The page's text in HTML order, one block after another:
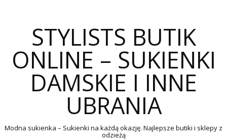
STYLISTS BUTIK
ONLINE – SUKIENKI
DAMSKIE I INNE
UBRANIA
Modna sukienka – Sukienki na każdą okazję. Najlepsze butiki i sklepy z
odzieżą